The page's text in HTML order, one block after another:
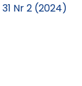
Nr 2 (2024)